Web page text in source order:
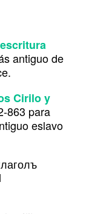
escritura
antiguo de
Cirilo y
863 para
eslavo